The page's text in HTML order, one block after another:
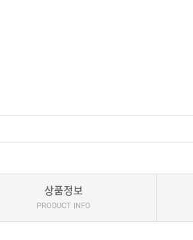
상품정보
PRODUCT INFO